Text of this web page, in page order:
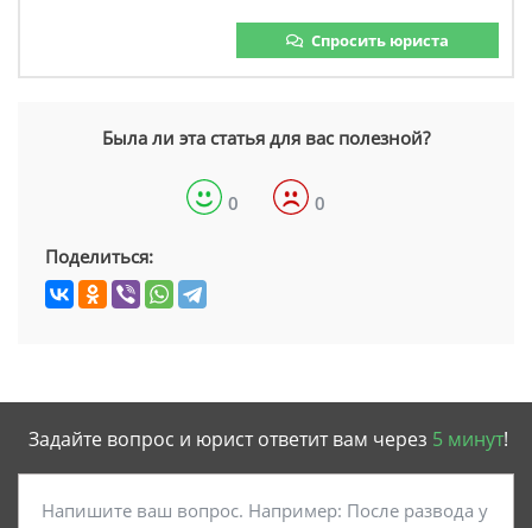
Спросить юриста
Была ли эта статья для вас полезной?
0 0
Поделиться:
Задайте вопрос и юрист ответит вам через 5 минут!